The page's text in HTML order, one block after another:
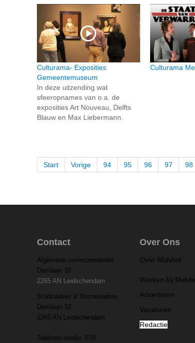
Culturama- Exposities
Gemeentemuseum
In deze uitzending wat
sfeeropnames van o.a. de
exposities Art Nouveau, Delfts
Blauw en Max Liebermann.
Culturama
Start Vorige 94 95 96 97 98
Contact
Algemene correspondentie
Damlaan 32
2265 AN Leidschendam
Studioadres & Bezoekadres
Damlaan 32
2265 AN Leidschendam
Telefoon studio: 070-
Over Ons
Over Midvliet
Werken bij
Adverteren
Vacatures
Redactie